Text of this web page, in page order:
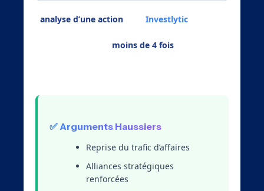
analyse d’une action Investlytic
moins de 4 fois
✅ Arguments Haussiers
Reprise du trafic d’affaires
Alliances stratégiques
renforcées